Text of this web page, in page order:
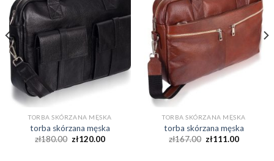
TORBA SKÓRZANA MĘSKA
torba skórzana męska
zł180.00 zł120.00
TORBA SKÓRZANA MĘSKA
torba skórzana męska
zł167.00 zł111.00